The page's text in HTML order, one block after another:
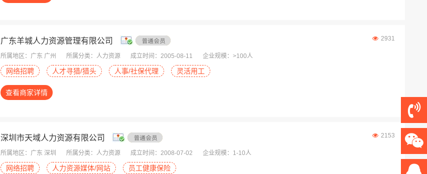
广东羊城人力资源管理有限公司
所属地区：广东 广州 所属分类：人力资源 成立时间：2005-08-11 企业规模：>100人
网络招聘 人才寻猎/猎头 人事/社保代理 灵活用工
查看商家详情
2931
深圳市天域人力资源有限公司
所属地区：广东 深圳 所属分类：人力资源 成立时间：2008-07-02 企业规模：1-10人
网络招聘 人力资源媒体/网站 员工健康保险
2153